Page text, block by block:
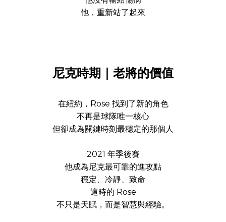
他，重新站了起來
尼克時期｜老將的價值
在紐約，Rose 找到了新的角色
不再是球隊唯一核心
但卻成為關鍵時刻最穩定的那個人
2021 年季後賽
他成為尼克最可靠的進攻點
穩定、冷靜、致命
這時的 Rose
不只是天賦，而是智慧與經驗。